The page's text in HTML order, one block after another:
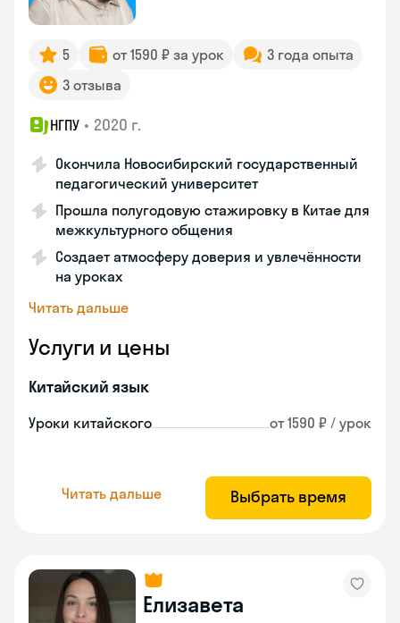
5 от 1590 ₽ за урок
3 года опыта
3 отзыва
НГПУ • 2020 г.
Окончила Новосибирский государственный
педагогический университет
Прошла полугодовую стажировку в Китае для
межкультурного общения
Создает атмосферу доверия и увлечённости
на уроках
Читать дальше
Услуги и цены
Китайский язык
Уроки китайского от 1590 ₽ / урок
Читать дальше Выбрать время
Елизавета